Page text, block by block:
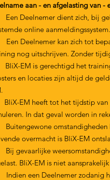
aan - en afgelasting van -
Deelnemer dient zich, bij
online
Deelnemer kan zich tot
nog uitschrijven. Zonder
EM is gerechtigd het
en locaties zijn altijd de
EM heeft tot het tijdstip van
In dat geval worden in
omstandigheden
overmacht is BliX-EM
gevaarlijke
BliX-EM is niet
een Deelnemer zodanig